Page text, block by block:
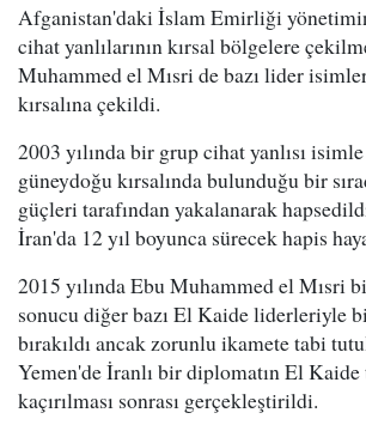
Afganistan'daki İslam Emirliği
cihat yanlılarının kırsal bölgelere
Muhammed el Mısri de bazı lider
kırsalına çekildi.
2003 yılında bir grup cihat yanlısı
güneydoğu kırsalında bulunduğu bir
güçleri tarafından yakalanarak
İran'da 12 yıl boyunca sürecek hapis
2015 yılında Ebu Muhammed el Mısri
sonucu diğer bazı El Kaide liderleriyle
bırakıldı ancak zorunlu ikamete tabi
Yemen'de İranlı bir diplomatın El Kaide
kaçırılması sonrası gerçekleştirildi.